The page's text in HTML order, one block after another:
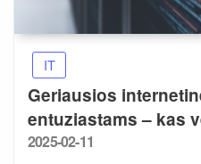
IT
Geriausios
entuziastams – kas
Posted
2025-02-11